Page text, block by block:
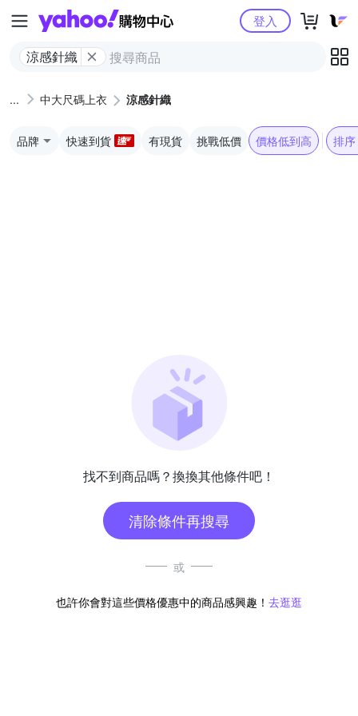
Yahoo購物中心
涼感針織
登入
中大尺碼上衣 涼感針織
品牌 快速到貨 有現貨 挑戰低價 價格低到高 排序
找不到商品嗎？換換其他條件吧！
清除條件再搜尋
或
也許你會對這些價格優惠中的商品感興趣！ 去逛逛